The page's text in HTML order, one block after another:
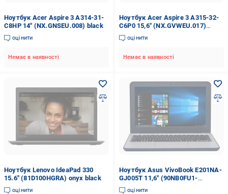
Ноутбук Acer Aspire 3 A314-31-
C8HP 14" (NX.GNSEU.008) black
оцінити
Немає в наявності
Ноутбук Acer Aspire 3 A315-32-
C6P0 15,6" (NX.GVWEU.017)
black
оцінити
Немає в наявності
Ноутбук Lenovo IdeaPad 330
15.6" (81D100HGRA) onyx black
оцінити
Ноутбук Asus VivoBook E201NA-
GJ005T 11,6" (90NB0FU1-
M00710) dark blue
оцінити